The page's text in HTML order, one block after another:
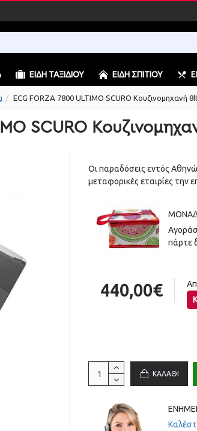
ΕΊΔΗ ΤΑΞΙΔΙΟΎ ΕΊΔΗ ΣΠΙΤΙΟΎ
ECG FORZA 7800 ULTIMO SCURO Κουζινομηχανή
SCURO
Οι παραδόσεις εντός
μεταφορικές εταιρίες την
πάρτε
440,00€
ΚΑΛΆΘΙ